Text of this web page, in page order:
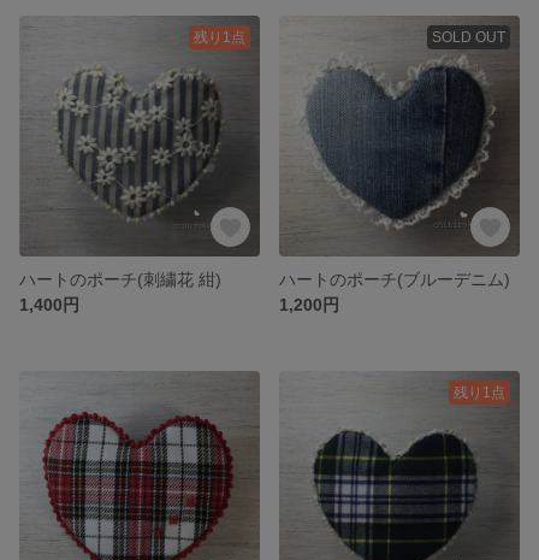
残り1点
ハートのポーチ(刺繍花 紺)
1,400円
SOLD OUT
ハートのポーチ(ブルーデニム)
1,200円
残り1点